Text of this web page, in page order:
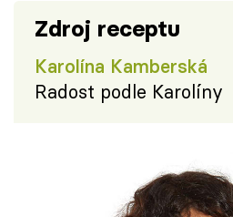
Zdroj receptu
Karolína Kamberská
Radost podle Karolíny